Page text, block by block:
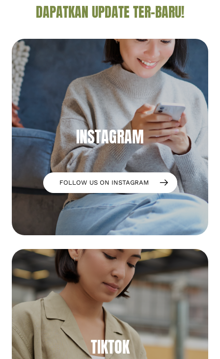
DAPATKAN UPDATE TER-BARU!
INSTAGRAM
FOLLOW US ON INSTAGRAM
TIKTOK